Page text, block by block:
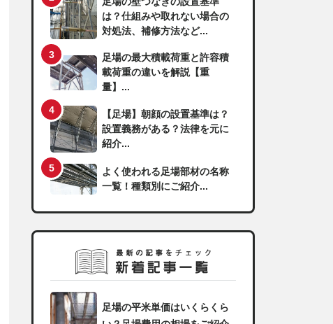
は？仕組みや取れない場合の
対処法、補修方法など...
足場の最大積載荷重と許容積
載荷重の違いを解説【重
量】...
【足場】朝顔の設置基準は？
設置義務がある？法律を元に
紹介...
よく使われる足場部材の名称
一覧！種類別にご紹介...
足場の平米単価はいくらくら